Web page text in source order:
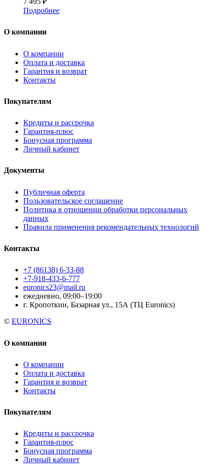
Подробнее
О компании
О компании
Оплата и доставка
Гарантия и возврат
Контакты
Покупателям
Кредиты и рассрочка
Гарантия-плюс
Бонусная программа
Личный кабинет
Документы
Публичная оферта
Пользовательское соглашение
Политика в отношении обработки персональных
данных
Правила применения рекомендательных технологий
Контакты
+7 (86138) 6-33-88
+7-918-433-6-777
euronics23@mail.ru
ежедневно, 09:00–19:00
г. Кропоткин, Базарная ул., 15А (ТЦ Euronics)
© EURONICS
О компании
О компании
Оплата и доставка
Гарантия и возврат
Контакты
Покупателям
Кредиты и рассрочка
Гарантия-плюс
Бонусная программа
Личный кабинет